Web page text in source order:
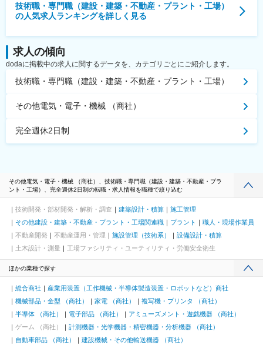
技術職・専門職（建設・建築・不動産・プラント・工場）
の人気求人ランキングを詳しく見る
求人の傾向
dodaに掲載中の求人に関するデータを、カテゴリごとにご紹介します。
技術職・専門職（建設・建築・不動産・プラント・工場）
その他電気・電子・機械 （商社）
完全週休2日制
その他電気・電子・機械 （商社）、技術職・専門職（建設・建築・不動産・プラ
ント・工場）、完全週休2日制の転職・求人情報を職種で絞り込む
技術開発・部材開発・解析・調査 建築設計・積算
施工管理
その他建設・建築・不動産・プラント・工場関連職
プラント
職人・現場作業員
不動産開発
不動産運用・管理 施設管理（技術系）
設備設計・積算
土木設計・測量
工場ファシリティ・ユーティリティ・労働安全衛生
ほかの業種で探す
総合商社
産業用装置（工作機械・半導体製造装置・ロボットなど）商社
機械部品・金型 （商社）
家電 （商社）
複写機・プリンタ （商社）
半導体 （商社）
電子部品 （商社）
アミューズメント・遊戯機器 （商社）
ゲーム （商社）
計測機器・光学機器・精密機器・分析機器 （商社）
自動車部品 （商社）
建設機械・その他輸送機器 （商社）